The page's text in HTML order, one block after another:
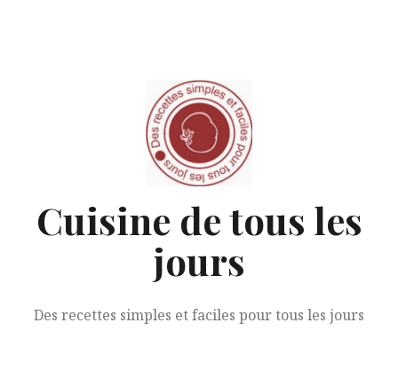
Cuisine de tous les
jours
Des recettes simples et faciles pour tous les jours